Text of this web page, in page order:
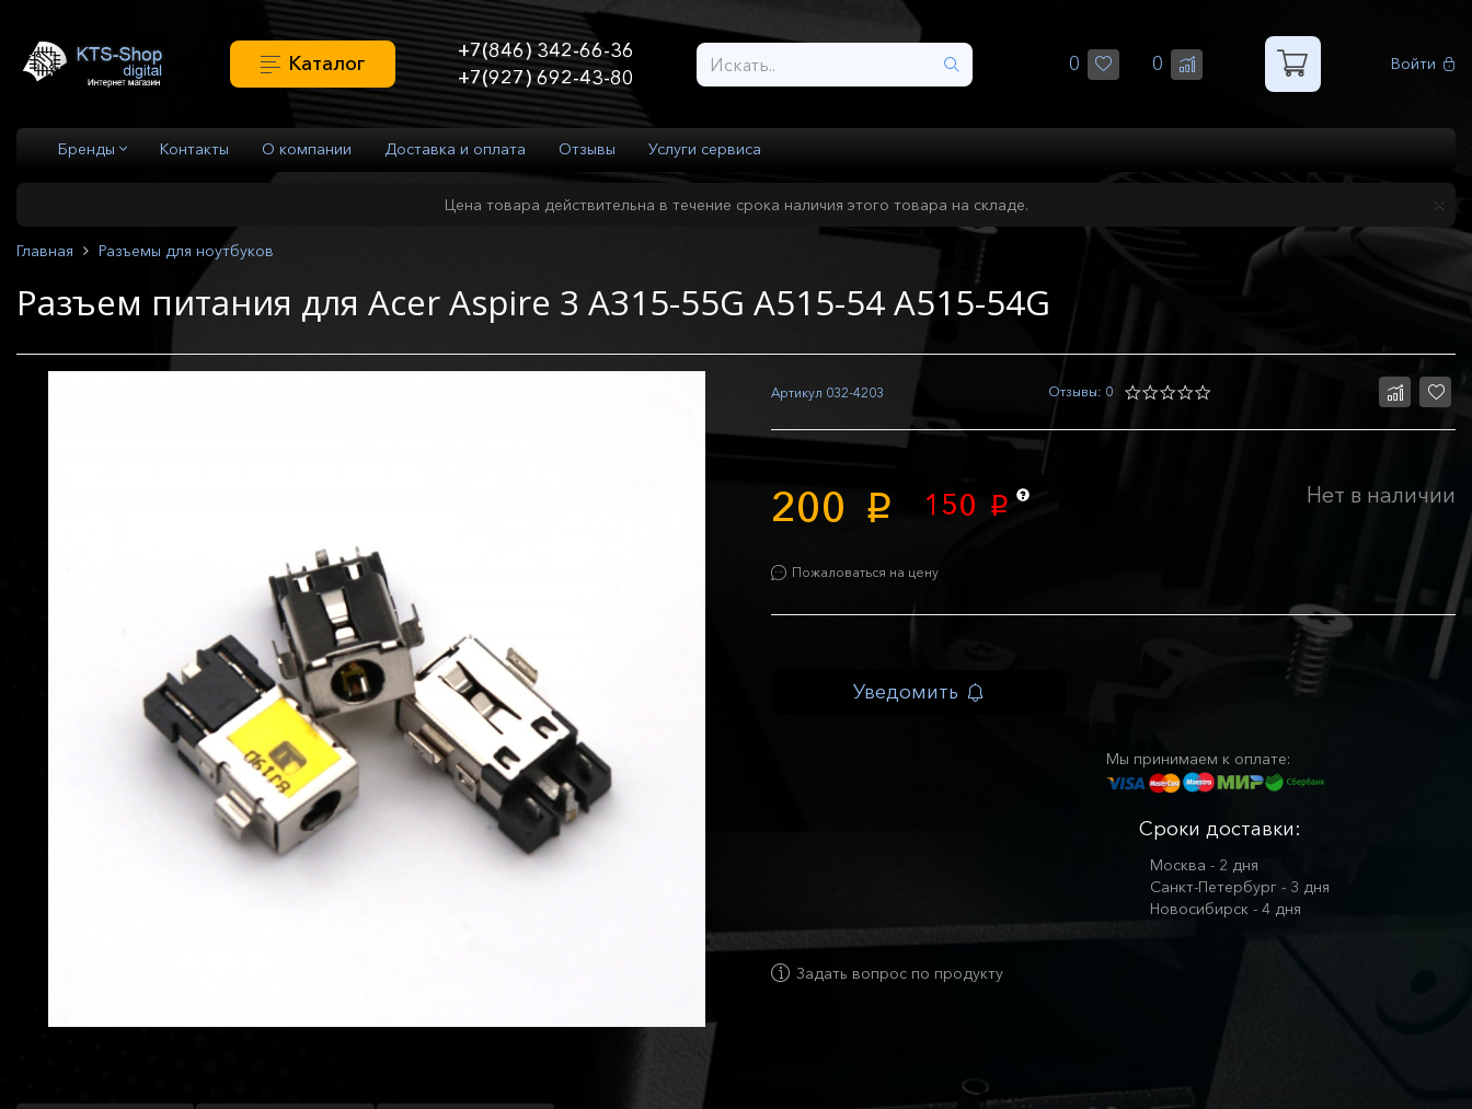
Каталог
+7(846) 342-66-36
+7(927) 692-43-80
0 0 Войти
Бренды Контакты О компании Доставка и оплата Отзывы Услуги сервиса
Цена товара действительна в течение срока наличия этого товара на складе.
Главная Разъемы для ноутбуков
Разъем питания для Acer Aspire 3 A315-55G A515-54 A515-54G
Артикул 032-4203 Отзывы: 0
200 p 150 p
Пожаловаться на цену
Нет в наличии
Уведомить
Мы принимаем к оплате:
Сроки доставки:
Москва - 2 дня
Санкт-Петербург - 3 дня
Новосибирск - 4 дня
Задать вопрос по продукту